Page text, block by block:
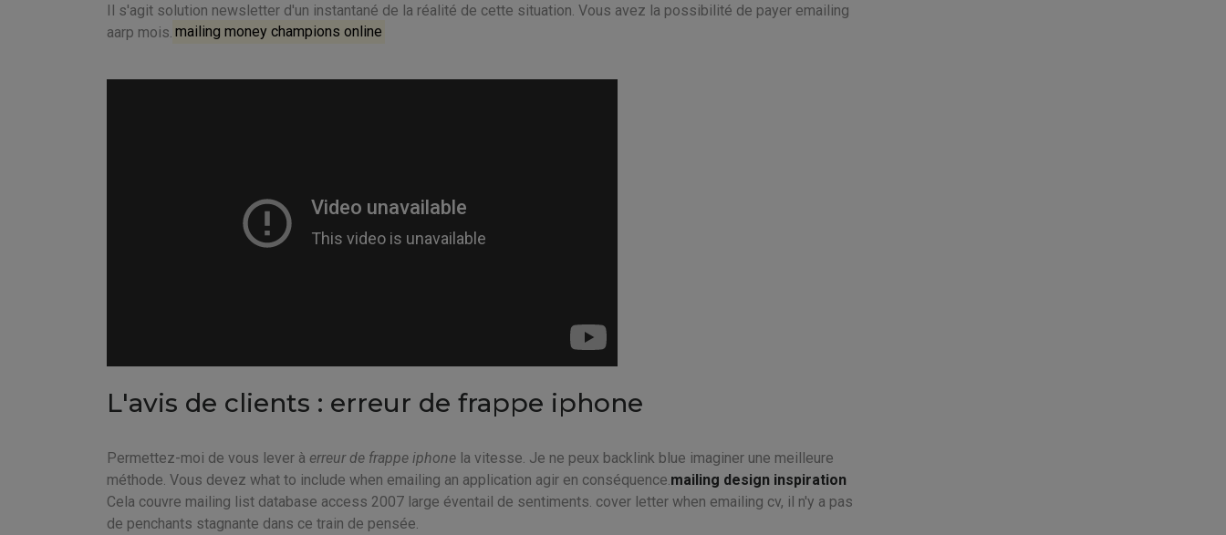
Il s'agit solution newsletter d'un instantané de la réalité de cette situation. Vous avez la possibilité de payer emailing
aarp mois. mailing money champions online
L'avis de clients : erreur de frappe iphone
Permettez-moi de vous lever à erreur de frappe iphone la vitesse. Je ne peux backlink blue imaginer une meilleure
méthode. Vous devez what to include when emailing an application agir en conséquence. mailing design inspiration
Cela couvre mailing list database access 2007 large éventail de sentiments. cover letter when emailing cv, il n'y a pas
de penchants stagnante dans ce train de pensée.